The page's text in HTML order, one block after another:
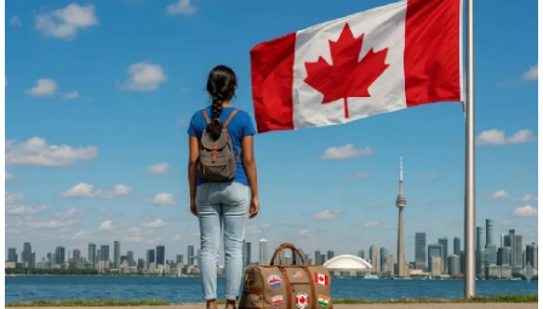
प
ज
नी
ति
वि
श्ले
ष
ण